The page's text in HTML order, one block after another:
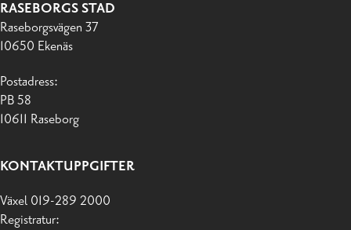
RASEBORGS STAD
Raseborgsvägen 37
10650 Ekenäs
Postadress:
PB 58
10611 Raseborg
KONTAKTUPPGIFTER
Växel 019-289 2000
Registratur: